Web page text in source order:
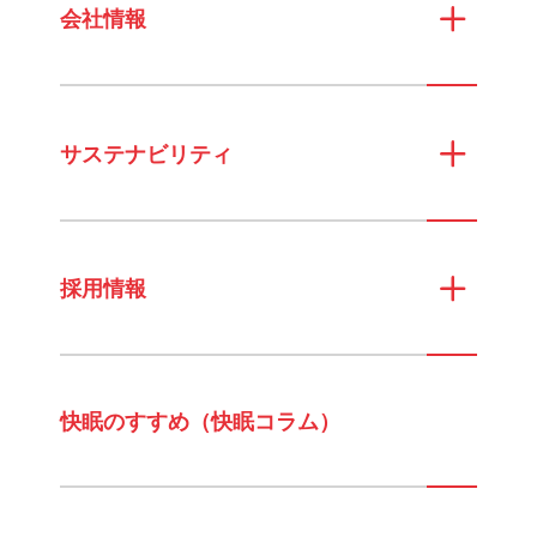
会社情報
サステナビリティ
採用情報
快眠のすすめ（快眠コラム）